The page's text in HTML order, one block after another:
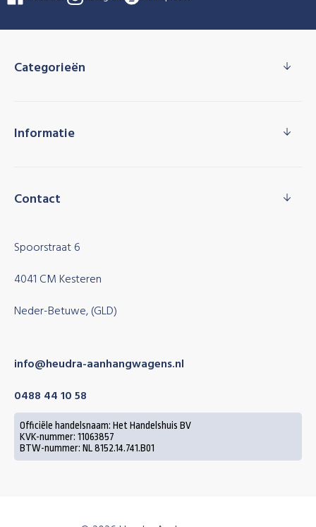
Categorieën
Informatie
Contact
Spoorstraat 6
4041 CM Kesteren
Neder-Betuwe, (GLD)
info@heudra-aanhangwagens.nl
0488 44 10 58
Officiële handelsnaam: Het Handelshuis BV
KVK-nummer: 11063857
BTW-nummer: NL 8152.14.741.B01